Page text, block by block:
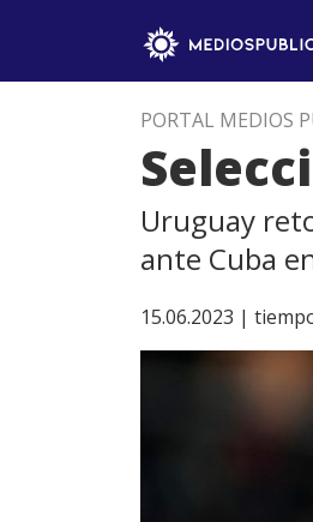
PORTAL MEDIOS
Uruguay
ante Cuba
15.06.2023 |